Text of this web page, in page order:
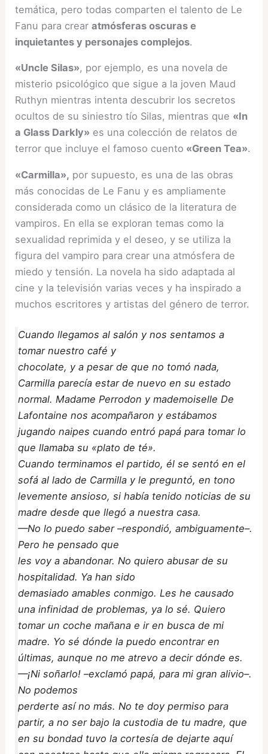
temática, pero todas comparten el talento de Le
Fanu para crearatmósferas oscuras e
inquietantes y personajes complejos.
«Uncle Silas», por ejemplo, es una novela de
misterio psicológico que sigue a la joven Maud
Ruthyn mientras intenta descubrir los secretos
ocultos de su siniestro tío Silas, mientras que «In
a Glass Darkly» es una colección de relatos de
terror que incluye el famoso cuento «Green Tea».
«Carmilla», por supuesto, es una de las obras
más conocidas de Le Fanu y es ampliamente
considerada como un clásico de la literatura de
vampiros. En ella se exploran temas como la
sexualidad reprimida y el deseo, y se utiliza la
figura del vampiro para crear una atmósfera de
miedo y tensión. La novela ha sido adaptada al
cine y la televisión varias veces y ha inspirado a
muchos escritores y artistas del género de terror.
Cuando llegamos al salón y nos sentamos a
tomar nuestro café y
chocolate, y a pesar de que no tomó nada,
Carmilla parecía estar de nuevo en su estado
normal. Madame Perrodon y mademoiselle De
Lafontaine nos acompañaron y estábamos
jugando naipes cuando entró papá para tomar lo
que llamaba su «plato de té».
Cuando terminamos el partido, él se sentó en el
sofá al lado de Carmilla y le preguntó, en tono
levemente ansioso, si había tenido noticias de su
madre desde que llegó a nuestra casa.
—No lo puedo saber –respondió, ambiguamente–.
Pero he pensado que
les voy a abandonar. No quiero abusar de su
hospitalidad. Ya han sido
demasiado amables conmigo. Les he causado
una infinidad de problemas, ya lo sé. Quiero
tomar un coche mañana e ir en busca de mi
madre. Yo sé dónde la puedo encontrar en
últimas, aunque no me atrevo a decir dónde es.
—¡Ni soñarlo! –exclamó papá, para mi gran alivio–.
No podemos
perderte así no más. No te doy permiso para
partir, a no ser bajo la custodia de tu madre, que
en su bondad tuvo la cortesía de dejarte aquí